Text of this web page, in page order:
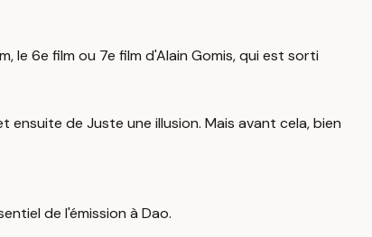
le 6e film ou 7e film d'Alain Gomis, qui est sorti
ensuite de Juste une illusion. Mais avant cela, bien
de l'émission à Dao.